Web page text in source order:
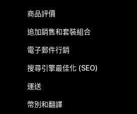
商品評價
追加銷售和套裝組合
電子郵件行銷
搜尋引擎最佳化 (SEO)
運送
幣別和翻譯